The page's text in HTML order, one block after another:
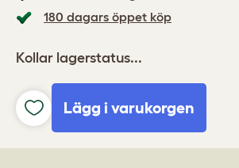
180 dagars öppet köp
Kollar lagerstatus...
Lägg i varukorgen